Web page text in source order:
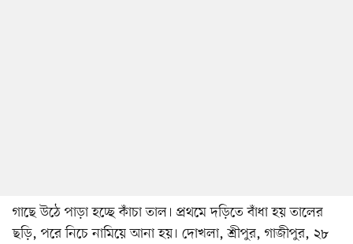
গাছে উঠে পাড়া হচ্ছে কাঁচা তাল। প্রথমে দড়িতে বাঁধা হয় তালের
ছড়ি, পরে নিচে নামিয়ে আনা হয়। দোখলা, শ্রীপুর, গাজীপুর, ২৮